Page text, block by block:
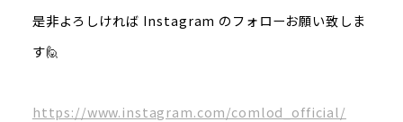
是非よろしければ Instagram のフォローお願い致しま
す🙋
https://www.instagram.com/comlod_official/